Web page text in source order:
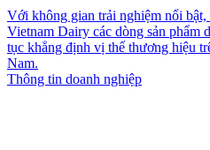
Với không gian trải nghiệm nổi
Vietnam Dairy các dòng sản phẩm
tục khẳng định vị thế thương hiệu
Nam.
Thông tin doanh nghiệp